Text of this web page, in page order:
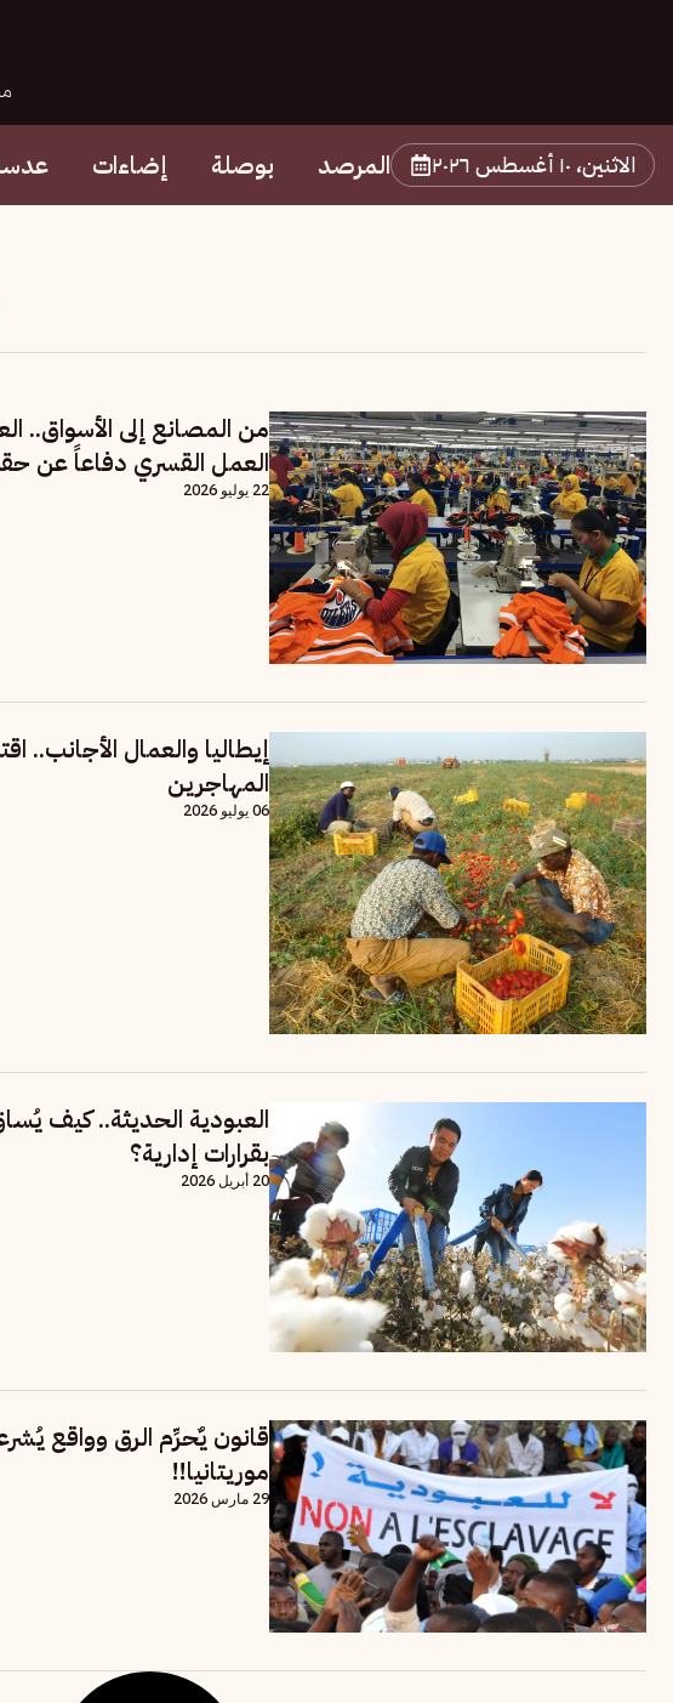
الاثنين، ١٠ أغسطس ٢٠٢٦ المرصد بوصلة إضاءات
من المصانع إلى الأسواق..
العمل القسري دفاعاً عن
22 يوليو 2026
إيطاليا والعمال
المهاجرين
06 يوليو 2026
العبودية الحديثة.. كيف
بقرارات إدارية؟
20 أبريل 2026
قانون يٌحرِّم الرق وواقع
موريتانيا!!
29 مارس 2026